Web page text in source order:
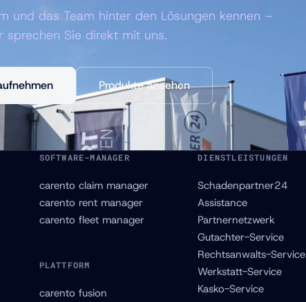
und das Team hinter den Lösungen kennen –
sprechen Sie direkt mit uns.
Produkte ansehen
SOFTWARE-MANAGER
carento claim manager
carento rent manager
carento fleet manager
PLATTFORM
carento fusion
DIENSTLEISTUNGEN
Schadenpartner24
Assistance
Partnernetzwerk
Gutachter-Service
Rechtsanwalts-Service
Werkstatt-Service
Kasko-Service